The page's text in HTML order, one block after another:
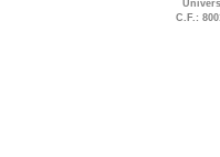
C.F.: